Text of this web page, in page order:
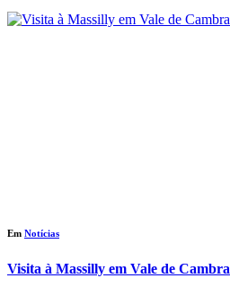
Em Notícias
Visita à Massilly em Vale de Cambra